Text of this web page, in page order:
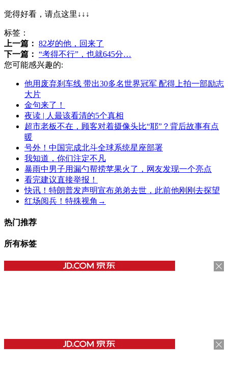
觉得好看，请点这里↓↓↓
标签：
上一篇： 82岁的他，回来了
下一篇： “考得不行”，也就645分…
您可能感兴趣的:
他用废弃刹车线 带出30多名世界冠军 配得上拍一部励志
大片
金句来了！
夜读 | 人最该看清的5个真相
超市老板不在，顾客对着摄像头比“耶”？背后故事有点
暖
号外！中国完成北斗全球系统星座部署
我知道，你们注定不凡
暴雨中男子用漏勺帮捞苹果火了，网友发现一个亮点
看完建议直接举报！
快讯！特朗普发声明宣布弟弟去世，此前他刚刚去探望
红场阅兵！特殊视角→
热门推荐
所有标签